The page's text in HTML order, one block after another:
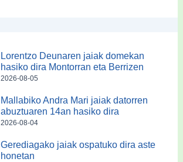
Lorentzo Deunaren jaiak domekan
hasiko dira Montorran eta Berrizen
2026-08-05
Mallabiko Andra Mari jaiak datorren
abuztuaren 14an hasiko dira
2026-08-04
Gerediagako jaiak ospatuko dira aste
honetan